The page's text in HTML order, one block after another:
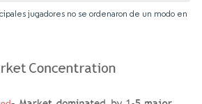
jugadores no se ordenaron de un modo en